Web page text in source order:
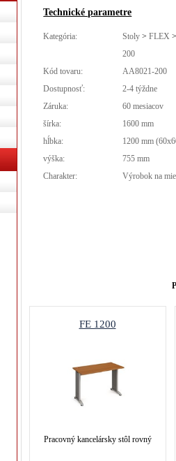
Technické parametre
Kategória: Stoly> FLEX
200
Kód tovaru:
AA8021-200
Dostupnosť:
2-4 týždne
Záruka:
60 mesiacov
šírka:
1600 mm
hĺbka:
1200 mm
výška:
755 mm
Charakter:
Výrobok na
FE 1200
Pracovný kancelársky stôl rovný